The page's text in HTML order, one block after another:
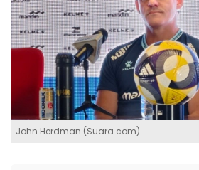
John Herdman (Suara.com)